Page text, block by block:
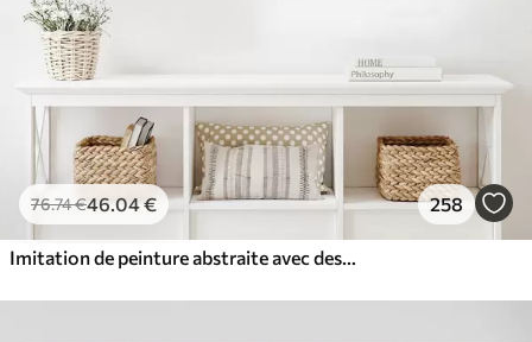
76.74€46.04€ 258
Imitation de peinture abstraite avec des cercles orange et gris, des feuilles et des branches, style moderne, effet aquarelle